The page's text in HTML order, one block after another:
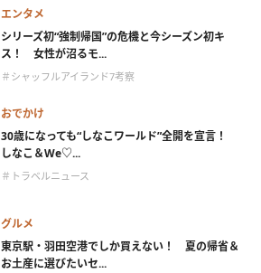
エンタメ
シリーズ初“強制帰国”の危機と今シーズン初キ
ス！ 女性が沼るモ...
＃シャッフルアイランド7考察
おでかけ
30歳になっても“しなこワールド”全開を宣言！
しなこ＆We♡...
＃トラベルニュース
グルメ
東京駅・羽田空港でしか買えない！ 夏の帰省＆
お土産に選びたいセ...